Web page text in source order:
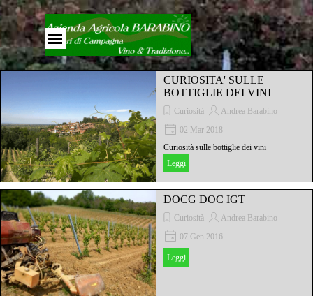
Vai ai contenuti
Salta menù
CURIOSITA' SULLE
BOTTIGLIE DEI VINI
Curiosità
Andrea Barabino
02 Mar 2018
Curiosità sulle bottiglie dei vini
Leggi
DOCG DOC IGT
Curiosità
Andrea Barabino
07 Gen 2016
Leggi